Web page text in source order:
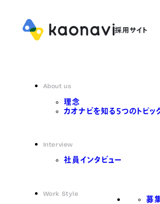
About us
理念
カオナビを知る5つのトピッ
Interview
社員インタビュー
Work Style
募